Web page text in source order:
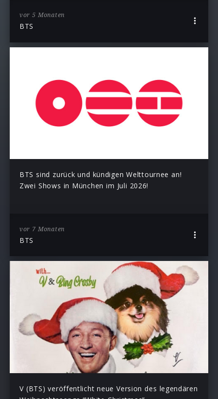
vor 5 Monaten
BTS
BTS sind zurück und kündigen Welttournee an!
Zwei Shows in München im Juli 2026!
vor 7 Monaten
BTS
V (BTS) veröffentlicht neue Version des legendären